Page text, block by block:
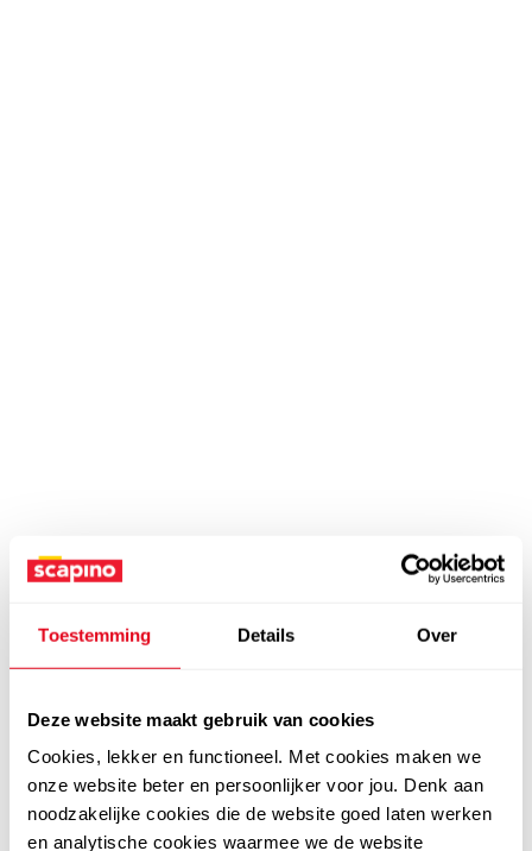
Toestemming Details Over
Deze website maakt gebruik van cookies
Cookies, lekker en functioneel. Met cookies maken we
onze website beter en persoonlijker voor jou. Denk aan
noodzakelijke cookies die de website goed laten werken
en analytische cookies waarmee we de website